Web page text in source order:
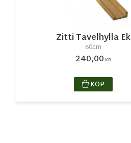
Zitti Tavelhylla Ek
60cm
240,00 KR
KÖP